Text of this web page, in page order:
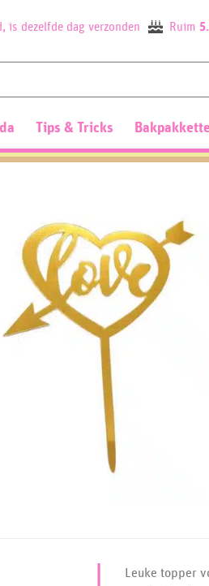
is dezelfde dag verzonden Ruim
Tips & Tricks
Leuke topper